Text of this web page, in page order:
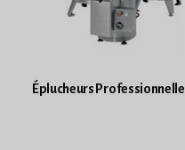
Éplucheurs Professionnelle